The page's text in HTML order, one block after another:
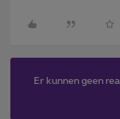
Er kunnen geen